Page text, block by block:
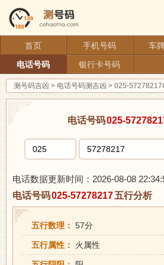
首页 手机号码 车
电话号码
银行卡号码
测号码吉凶 > 电话号码测吉凶 > 025-57278217
电话号码025-
电话数据更新时间：2026-08-08
电话号码025-57278217五行分析
五行数理： 57分
五行属性： 火属性